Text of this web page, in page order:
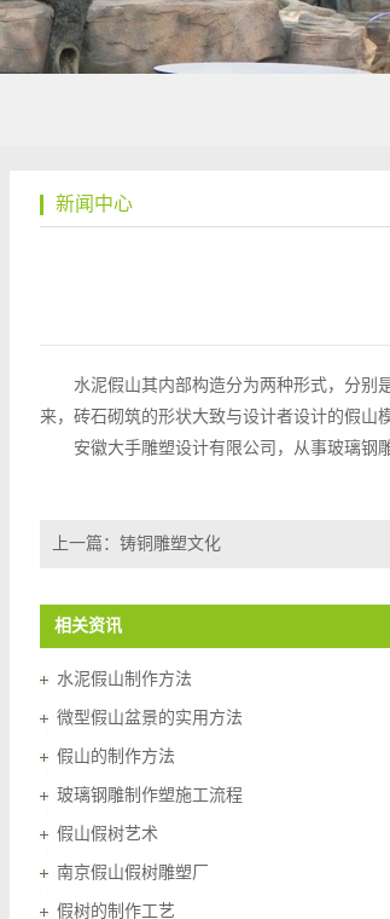
新闻中心
水泥假山其内部构造分为两种形式，分别
来，砖石砌筑的形状大致与设计者设计的假山
安徽大手雕塑设计有限公司，从事玻璃钢
上一篇： 铸铜雕塑文化
相关资讯
水泥假山制作方法
微型假山盆景的实用方法
假山的制作方法
玻璃钢雕制作塑施工流程
假山假树艺术
南京假山假树雕塑厂
假树的制作工艺